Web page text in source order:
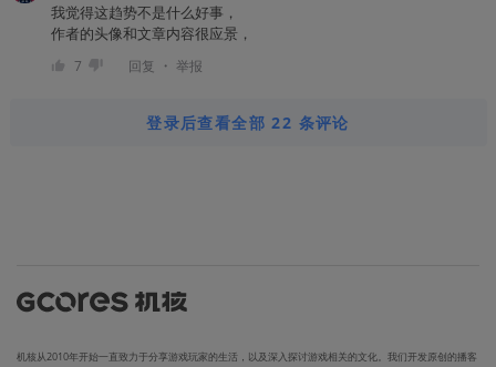
我觉得这趋势不是什么好事，
作者的头像和文章内容很应景，
7 回复 ・ 举报
登录后查看全部 22 条评论
机核从2010年开始一直致力于分享游戏玩家的生活，以及深入探讨游戏相关的文化。我们开发原创的播客